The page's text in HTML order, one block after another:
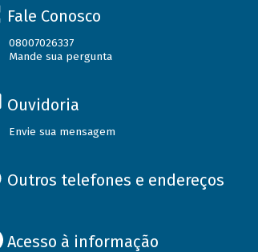
Fale Conosco
08007026337
Mande sua pergunta
Ouvidoria
Envie sua mensagem
Outros telefones e endereços
Acesso à informação